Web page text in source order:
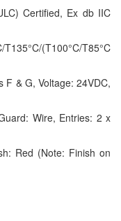
Certified, Ex db IIC
(T100°C/T85°C
F & G, Voltage: 24VDC,
Wire, Entries: 2 x
Red (Note: Finish on